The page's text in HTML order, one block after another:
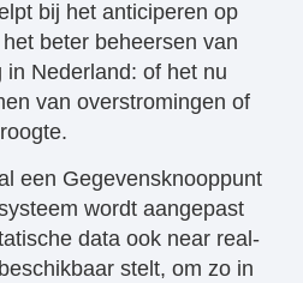
bij het anticiperen op
beter beheersen van
Nederland: of het nu
van overstromingen of
een Gegevensknooppunt
wordt aangepast
data ook near real-
stelt, om zo in